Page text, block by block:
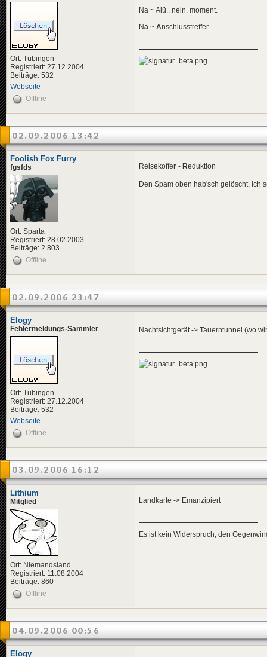
Ort: Tübingen
Registriert: 27.12.2004
Beiträge: 532
Webseite
Na ~ Alü.. nein. moment.
Na ~ Anschlusstreffer
Offline
02.09.2006 13:42
Foolish Fox Furry
fgsfds
Ort: Sparta
Registriert: 28.02.2003
Beiträge: 2.803
Reisekoffer - Reduktion
Den Spam oben hab'sch gelöscht. Ich
Offline
02.09.2006 23:47
Elogy
Fehlermeldungs-Sammler
Ort: Tübingen
Registriert: 27.12.2004
Beiträge: 532
Webseite
Nachtsichtgerät -> Tauerntunnel (wo
Offline
03.09.2006 16:12
Lithium
Mitglied
Ort: Niemandsland
Registriert: 11.08.2004
Beiträge: 860
Landkarte -> Emanzipiert
Es ist kein Widerspruch, den
Offline
04.09.2006 00:56
Elogy